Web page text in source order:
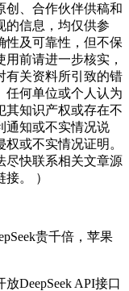
、合作伙伴供稿和
的信息，均仅供参
性及可靠性，但不保
前请进一步核实，
有关资料所引致的错
任何单位或个人认为
其知识产权或存在不
通知或不实情况说
或不实情况证明。
尽快联系相关文章源
。 ）
贵千倍，苹果
DeepSeek API接口